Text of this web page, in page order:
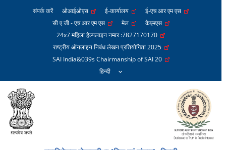
संपर्क करें ओआईओएस ई-कार्यालय
ई-एच आर एम एस
सी ए जी - एच आर एम एस
मेल
केएमएस
24x7 महिला हेल्पलाइन नम्बर :7827170170
राष्ट्रीय ऑनलाइन निबंध लेखन प्रतियोगिता 2025
SAI India&039s Chairmanship of SAI 20